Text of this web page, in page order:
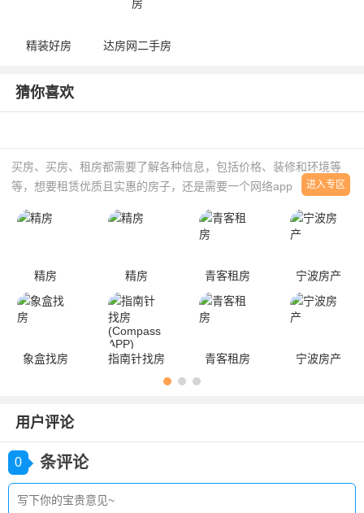
精装好房 达房网二手房
猜你喜欢
买房、买房、租房都需要了解各种信息，包括价格、装修和环境等
等，想要租赁优质且实惠的房子，还是需要一个网络app来辅助的，
合适的房屋，有需要的小伙伴欢迎到本站下载。
进入专区
精房 精房 青客租房 宁波房产
象盒找房
指南针找房
青客租房 宁波房产
用户评论
0 条评论